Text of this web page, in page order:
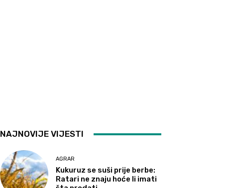
NAJNOVIJE VIJESTI
AGRAR
Kukuruz se suši prije berbe:
Ratari ne znaju hoće li imati